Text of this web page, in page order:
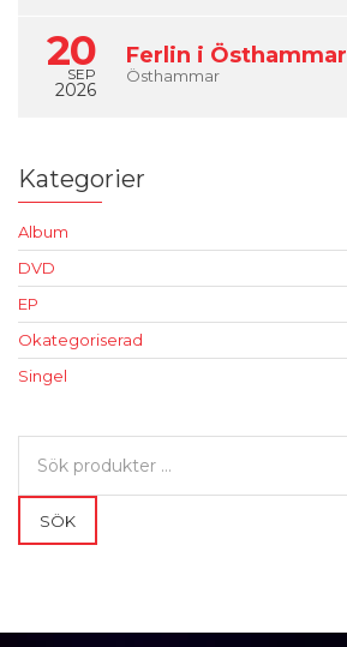
20
SEP
2026
Ferlin i Östhammar
Östhammar
Kategorier
Album
DVD
EP
Okategoriserad
Singel
efter:
SÖK